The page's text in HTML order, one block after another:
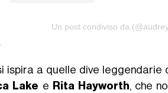
Un post condiviso da
ispira a quelle dive leggendarie
Lake e Rita Hayworth, che